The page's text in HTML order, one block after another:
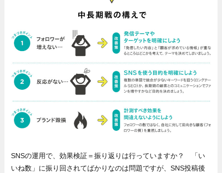
SNSの運用で、効果検証＝振り返りは行っていますか？ 「い
いね数」に振り回されてばかりなのは問題ですが、SNS投稿後